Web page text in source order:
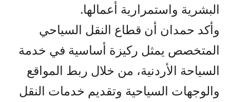
البشرية واستمرارية أعمالها.
وأكد حمدان أن قطاع النقل السياحي
المتخصص يمثل ركيزة أساسية في خدمة
السياحة الأردنية، من خلال ربط المواقع
والوجهات السياحية وتقديم خدمات النقل